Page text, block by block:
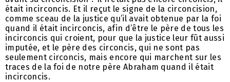
était incirconcis. Et il reçut le signe de la circoncision,
comme sceau de la justice qu’il avait obtenue par la foi
quand il était incirconcis, afin d’être le père de tous les
incirconcis qui croient, pour que la justice leur fût aussi
imputée, et le père des circoncis, qui ne sont pas
seulement circoncis, mais encore qui marchent sur les
traces de la foi de notre père Abraham quand il était
incirconcis.